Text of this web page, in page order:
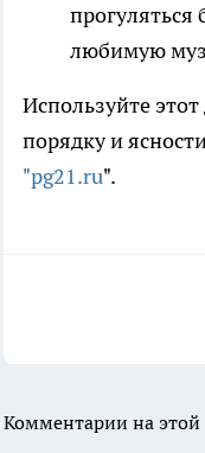
прогуляться
любимую
Используйте
порядку и
"pg21.ru".
Комментарии на